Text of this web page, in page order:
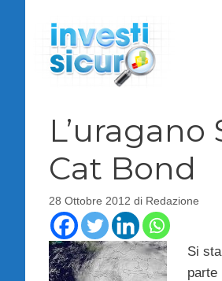
contenuto
Cat Bond
28 Ottobre 2012 di Redazione
Si
parte